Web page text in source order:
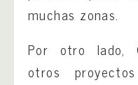
muchas zonas.
Por otro lado,
otros